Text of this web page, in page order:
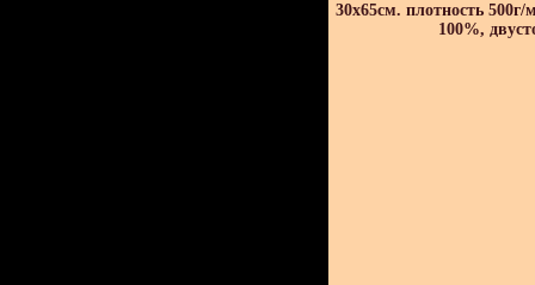
30х65см. плотность 500г/
100%,